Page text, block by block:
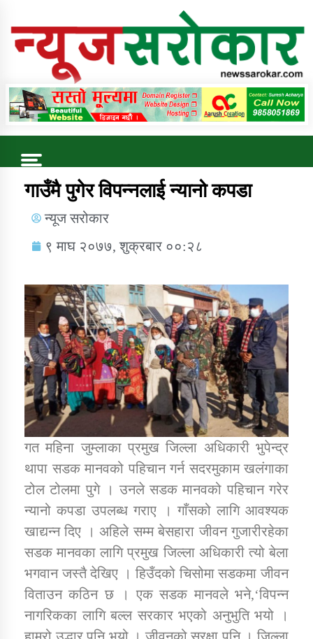
Online News Portal
Trending Now
डिभिजन कार्यालय जुम्लाको सुचना सन्देश
कर्णाली प्रविधि शिक्षालय जुम्लाको सुचना
सामाजिक बिकास कार्यालय जुम्लाकाे सुचना
गाउँमै पुगेर विपन्नलाई न्यानो कपडा
न्यूज सरोकार
९ माघ २०७७, शुक्रबार ००:२८
गत महिना जुम्लाका प्रमुख जिल्ला अधिकारी भुपेन्द्र
थापा सडक मानवको पहिचान गर्न सदरमुकाम खलंगाका
टोल टोलमा पुगे । उनले सडक मानवको पहिचान गरेर
न्यानो कपडा उपलब्ध गराए । गाँसको लागि आवश्यक
खाद्यन्न दिए । अहिले सम्म बेसहारा जीवन गुजारीरहेका
सडक मानवका लागि प्रमुख जिल्ला अधिकारी त्यो बेला
भगवान जस्तै देखिए । हिउँदको चिसोमा सडकमा जीवन
विताउन कठिन छ । एक सडक मानवले भने,‘विपन्न
नागरिकका लागि बल्ल सरकार भएको अनुभुति भयो ।